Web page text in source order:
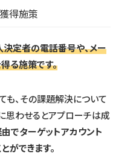
得施策
定者の電話番号や、メー
る施策です。
も、その課題解決について
思わせるとアプローチは成
でターゲットアカウント
ができます。